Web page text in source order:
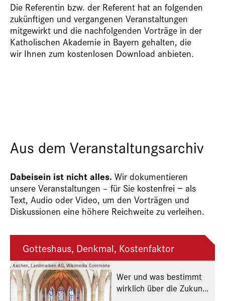
Die Referentin bzw. der Referent hat an folgenden
zukünftigen und vergangenen Veranstaltungen
mitgewirkt und die nachfolgenden Vorträge in der
Katholischen Akademie in Bayern gehalten, die
wir Ihnen zum kostenlosen Download anbieten.
Aus dem Veranstaltungsarchiv
Dabeisein ist nicht alles. Wir dokumentieren
unsere Veranstaltungen – für Sie kostenfrei − als
Text, Audio oder Video, um den Vorträgen und
Diskussionen eine höhere Reichweite zu verleihen.
Aachen, Landmarken AG, Wikimedia Commons
Gotteshaus, Denkmal, Kostenfaktor
Wer und was bestimmt
wirklich über die Zukunft